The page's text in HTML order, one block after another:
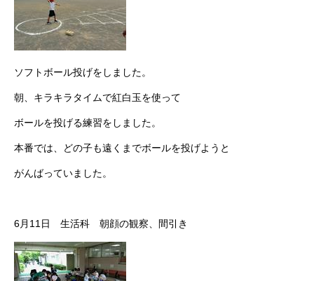
ソフトボール投げをしました。
朝、キラキラタイムで紅白玉を使って
ボールを投げる練習をしました。
本番では、どの子も遠くまでボールを投げようと
がんばっていました。
6月11日 生活科 朝顔の観察、間引き